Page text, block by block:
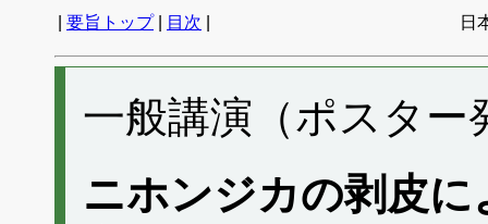
要旨トップ| 目次 日
一般講演（ポスター
ニホンジカの剥皮